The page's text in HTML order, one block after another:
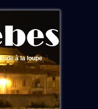
à la loupe